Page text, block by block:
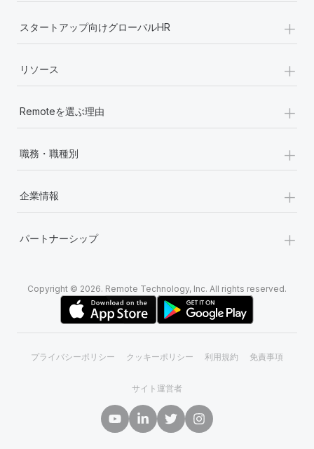
スタートアップ向けグローバルHR +
リソース +
Remoteを選ぶ理由 +
職務・職種別 +
企業情報 +
パートナーシップ +
Copyright © 2026. Remote Technology, Inc. All rights reserved.
プライバシーポリシー クッキーポリシー 利用規約 免責事項
サイト運営者